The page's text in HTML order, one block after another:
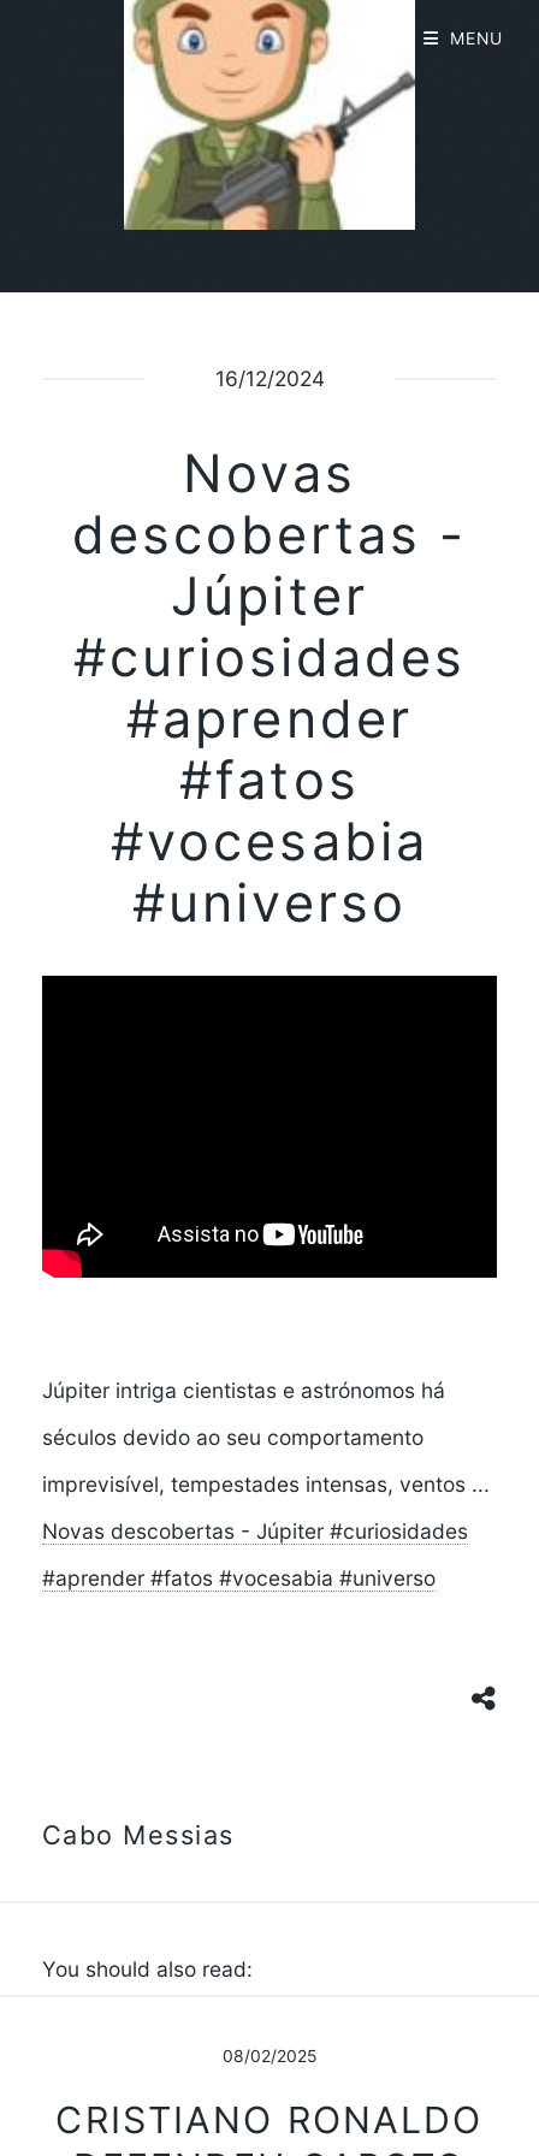
16/12/2024
Novas
descobertas -
Júpiter
#curiosidades
#aprender
#fatos
#vocesabia
#universo
Júpiter intriga cientistas e astrónomos há
séculos devido ao seu comportamento
imprevisível, tempestades intensas, ventos ...
Novas descobertas - Júpiter #curiosidades
#aprender #fatos #vocesabia #universo
Cabo Messias
You should also read:
08/02/2025
CRISTIANO RONALDO
MENU